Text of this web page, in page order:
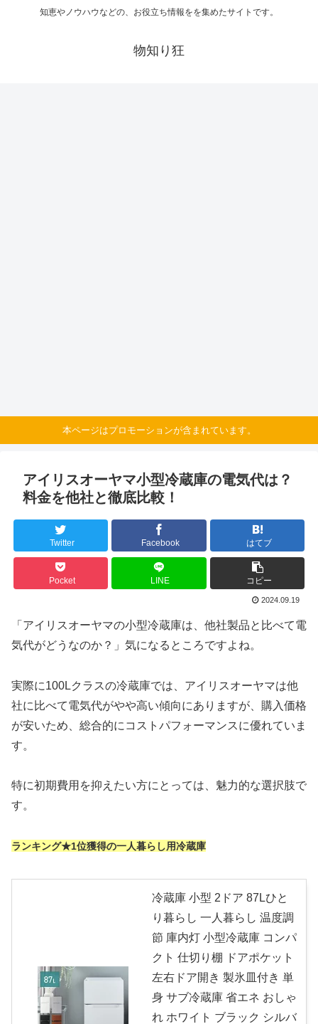
知恵やノウハウなどの、お役立ち情報をを集めたサイトです。
物知り狂
本ページはプロモーションが含まれています。
アイリスオーヤマ小型冷蔵庫の電気代は？
料金を他社と徹底比較！
Twitter Facebook はてブ
Pocket LINE コピー
2024.09.19
「アイリスオーヤマの小型冷蔵庫は、他社製品と比べて電
気代がどうなのか？」気になるところですよね。
実際に100Lクラスの冷蔵庫では、アイリスオーヤマは他
社に比べて電気代がやや高い傾向にありますが、購入価格
が安いため、総合的にコストパフォーマンスに優れていま
す。
特に初期費用を抑えたい方にとっては、魅力的な選択肢で
す。
ランキング★1位獲得の一人暮らし用冷蔵庫
冷蔵庫 小型 2ドア 87Lひと
り暮らし 一人暮らし 温度調
節 庫内灯 小型冷蔵庫 コンパ
クト 仕切り棚 ドアポケット
左右ドア開き 製氷皿付き 単
身 サブ冷蔵庫 省エネ おしゃ
れ ホワイト ブラック シルバ